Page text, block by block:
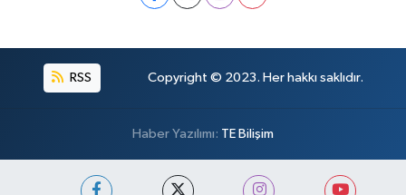
RSS Copyright © 2023. Her hakkı saklıdır.
Haber Yazılımı: TE Bilişim